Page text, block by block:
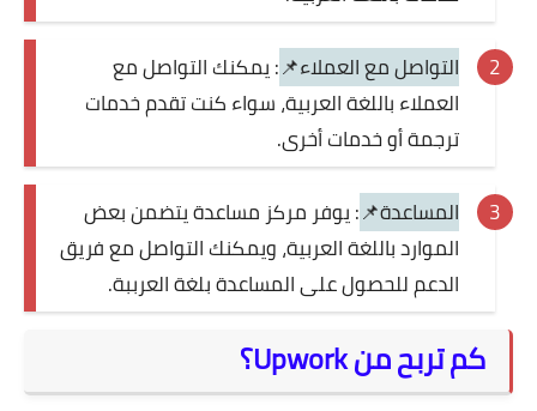
التواصل مع العملاء📌: يمكنك التواصل مع
العملاء باللغة العربية، سواء كنت تقدم خدمات
ترجمة أو خدمات أخرى.
المساعدة📌: يوفر مركز مساعدة يتضمن بعض
الموارد باللغة العربية، ويمكنك التواصل مع فريق
الدعم للحصول على المساعدة بلغة العرببة.
كم تربح من Upwork؟